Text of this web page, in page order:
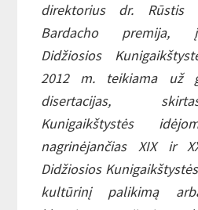
direktorius dr. Rūstis
Bardacho premija,
Didžiosios
2012 m. teikiama už
disertacijas,
Kunigaikštystės
nagrinėjančias XIX ir
Didžiosios
kultūrinį palikimą